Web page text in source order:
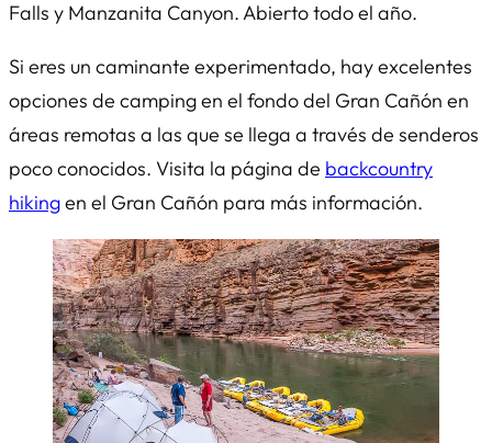
Falls y Manzanita Canyon. Abierto todo el año.
Si eres un caminante experimentado, hay excelentes
opciones de camping en el fondo del Gran Cañón en
áreas remotas a las que se llega a través de senderos
poco conocidos. Visita la página de backcountry
hikingen el Gran Cañón para más información.